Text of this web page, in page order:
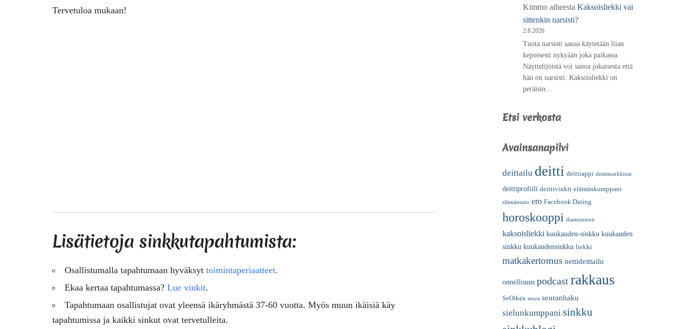
Tervetuloa mukaan!
Lisätietoja sinkkutapahtumista:
Osallistumalla tapahtumaan hyväksyt toimintaperiaatteet.
Ekaa kertaa tapahtumassa? Lue vinkit.
Tapahtumaan osallistujat ovat yleensä ikäryhmästä 37-60 vuotta. Myös muun ikäisiä käy
tapahtumissa ja kaikki sinkut ovat tervetulleita.
Kimmoaiheesta Kaksoisliekki vai
sittenkin narsisti?
2.8.2026
Tuota narsisti sanaa käytetään liian
kepoisesti nykyään joka paikassa.
Näyttelijöistä voi sanoa jokaisesta että
hän on narsisti. Kaksoisliekki on
peräisin…
Etsi verkosta
Avainsanapilvi
deittailu deitti deittiappi deittimarkkinat
deittiprofiili deittivinkit elämänkumppani
elämäntaito ero Facebook Dating
horoskooppi ihastuminen
kaksoisliekki kuukauden-sinkku kuukauden
sinkku kuukaudensinkku liekki
matkakertomus nettideittailu
onnellisuus podcast rakkaus
SeOikea seura seuranhaku
sielunkumppani sinkku